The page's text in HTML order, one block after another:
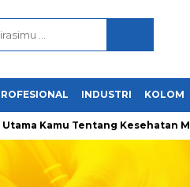
INDUSTRI KOLOM
Kamu Tentang Kesehatan